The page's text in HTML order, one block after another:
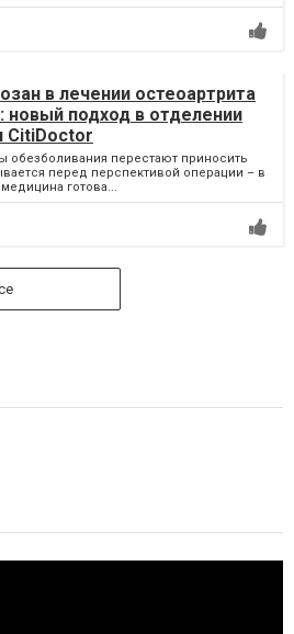
в лечении остеоартрита
новый подход в отделении
CitiDoctor
обезболивания перестают приносить
перед перспективой операции – в
готова...